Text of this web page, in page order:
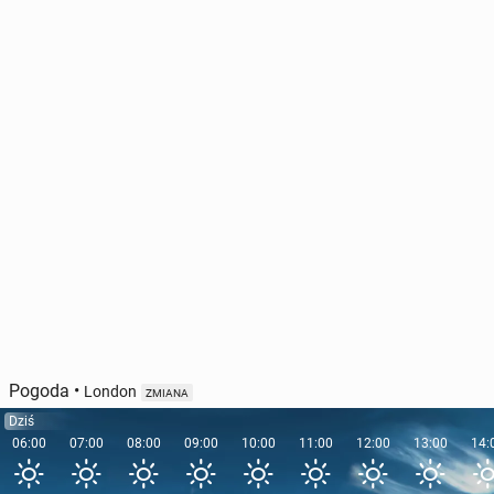
Pogoda • London ZMIANA
Dziś
06:00
07:00 08:00 09:00 10:00 11:00 12:00 13:00